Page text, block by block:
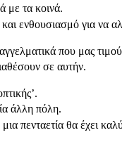
με τα κοινά.
ενθουσιασμό για να
που μας
σε αυτήν.
άλλη πόλη.
πενταετία θα έχει